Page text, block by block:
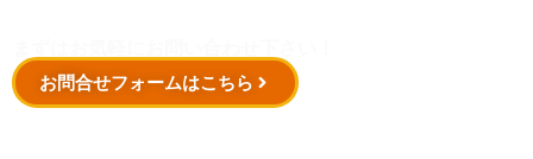
お問合せフォームはこちら